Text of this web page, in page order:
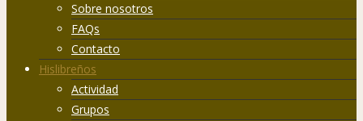
Sobre nosotros
FAQs
Contacto
Hislibreños
Actividad
Grupos